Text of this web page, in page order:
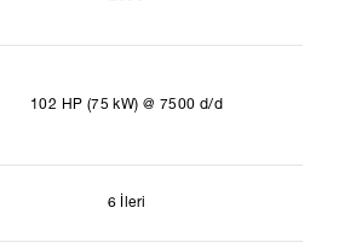
102 HP (75 kW) @ 7500 d/d
6 İleri